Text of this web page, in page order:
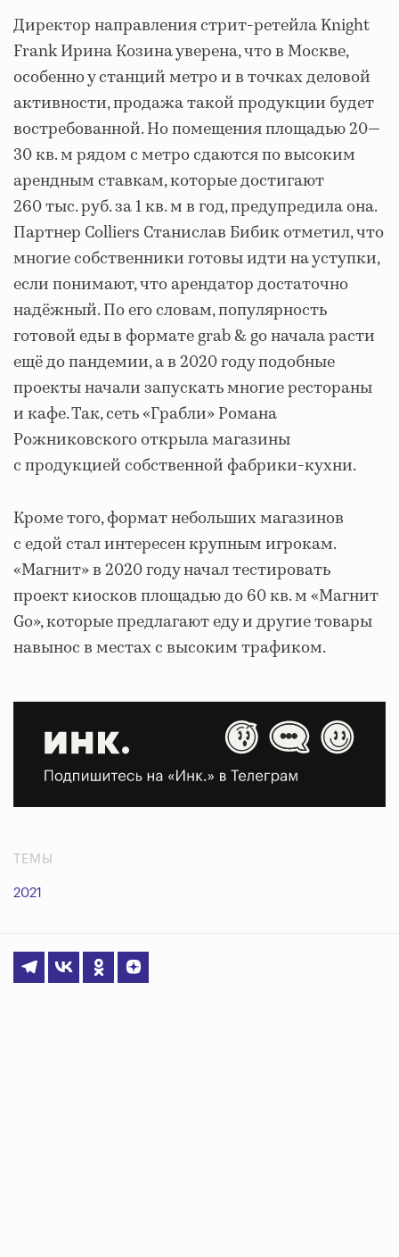
Директор направления стрит-ретейла Knight
Frank Ирина Козина уверена, что в Москве,
особенно у станций метро и в точках деловой
активности, продажа такой продукции будет
востребованной. Но помещения площадью 20—
30 кв. м рядом с метро сдаются по высоким
арендным ставкам, которые достигают
260 тыс. руб. за 1 кв. м в год, предупредила она.
Партнер Colliers Станислав Бибик отметил, что
многие собственники готовы идти на уступки,
если понимают, что арендатор достаточно
надёжный. По его словам, популярность
готовой еды в формате grab & go начала расти
ещё до пандемии, а в 2020 году подобные
проекты начали запускать многие рестораны
и кафе. Так, сеть «Грабли» Романа
Рожниковского открыла магазины
с продукцией собственной фабрики-кухни.
Кроме того, формат небольших магазинов
с едой стал интересен крупным игрокам.
«Магнит» в 2020 году начал тестировать
проект киосков площадью до 60 кв. м «Магнит
Go», которые предлагают еду и другие товары
навынос в местах с высоким трафиком.
ТЕМЫ
2021